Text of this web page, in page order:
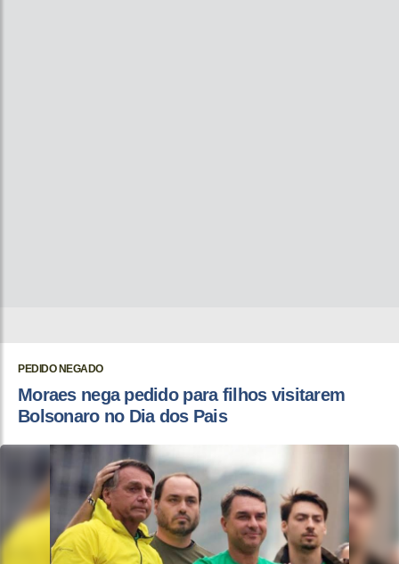
PEDIDO NEGADO
Moraes nega pedido para filhos visitarem
Bolsonaro no Dia dos Pais